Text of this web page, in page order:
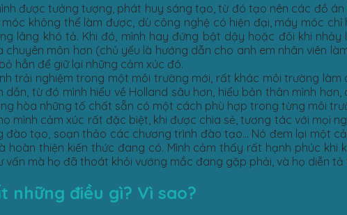
được tưởng tượng, phát huy sáng tạo, từ đó tạo nên các đồ
không thể làm được, dù công nghệ có hiện đại, máy móc
lâng khó tả. Khi đó, mình hay đứng bật dậy hoặc đôi khi nhảy
chuyên môn hơn (chủ yếu là hướng dẫn cho anh em nhân viên
hẳn để giữ lại những cảm xúc đó.
trải nghiệm trong một môi trường mới, rất khác môi trường
từ đó mình hiểu về Holland sâu hơn, hiểu bản thân mình
hòa những tố chất sẵn có một cách phù hợp trong từng môi
mình cảm xúc rất đặc biệt, khi được chia sẻ, tương tác với mọi
tạo, soạn thảo các chương trình đào tạo… Nó đem lại một
hoàn thiện kiến thức đang có. Mình cảm thấy rất hạnh phúc
vấn mà họ đã thoát khỏi vướng mắc đang gặp phải, và họ diễn
điều gì? Vì sao?